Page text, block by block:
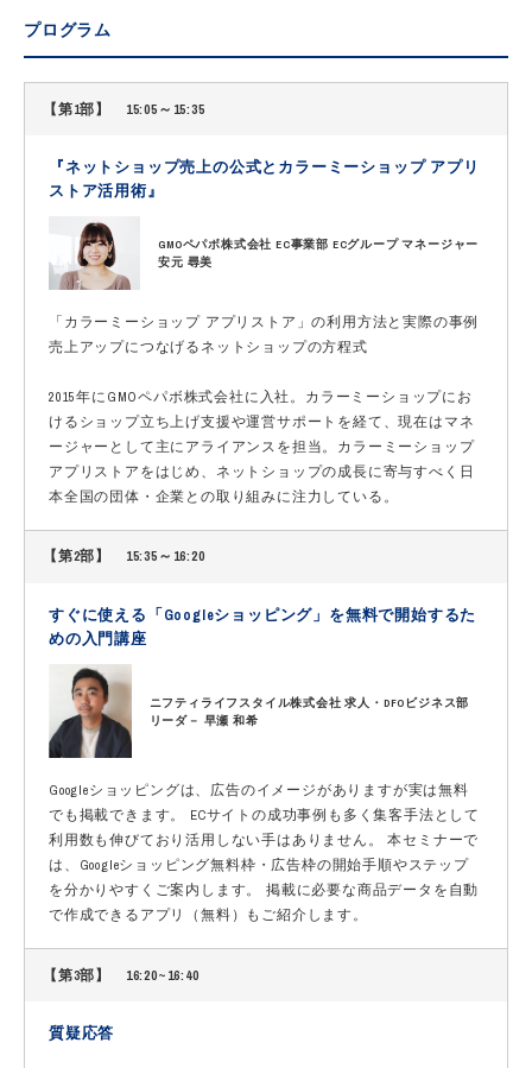
プログラム
【第1部】 15:05～15:35
『ネットショップ売上の公式とカラーミーショップ アプリ
ストア活用術』
GMOペパボ株式会社 EC事業部 ECグループ マネージャー
安元 尋美
「カラーミーショップ アプリストア」の利用方法と実際の事例
売上アップにつなげるネットショップの方程式
2015年にGMOペパボ株式会社に入社。カラーミーショップにお
けるショップ立ち上げ支援や運営サポートを経て、現在はマネ
ージャーとして主にアライアンスを担当。カラーミーショップ
アプリストアをはじめ、ネットショップの成長に寄与すべく日
本全国の団体・企業との取り組みに注力している。
【第2部】 15:35～16:20
すぐに使える「Googleショッピング」を無料で開始するた
めの入門講座
ニフティライフスタイル株式会社 求人・DFOビジネス部
リーダ－ 早瀬 和希
Googleショッピングは、広告のイメージがありますが実は無料
でも掲載できます。 ECサイトの成功事例も多く集客手法として
利用数も伸びており活用しない手はありません。 本セミナーで
は、Googleショッピング無料枠・広告枠の開始手順やステップ
を分かりやすくご案内します。 掲載に必要な商品データを自動
で作成できるアプリ（無料）もご紹介します。
【第3部】 16:20~16:40
質疑応答